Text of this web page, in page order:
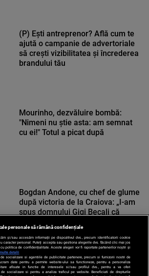
(P) Ești antreprenor? Află cum te
ajută o campanie de advertoriale
să crești vizibilitatea și încrederea
brandului tău
Mourinho, dezvăluire bombă:
"Nimeni nu știe asta: am semnat
cu ei!" Totul a picat după
Bogdan Andone, cu chef de glume
după victoria de la Craiova: „I-am
spus domnului Gigi Becali că
personale să rămână confidențiale
și/sau accesăm informații pe dispozitivul dvs., precum identificatorii cookie
caracter personal. Puteți accepta sau gestiona alegerile dvs. făcând clic mai jos
politica de confidențialitate. Aceste alegeri vor fi raportate partenerilor noștri și
detalii
socializare si agentiile de publicitate partenere, precum si furnizorii nostri de
date pentru a permite website-ului sa functioneze, pentru a personaliza
afisate in functie de interesele si/sau profilul dvs., pentru a va oferi
de socializare si pentru a analiza traficul pe website. Beneficiati de drepturile